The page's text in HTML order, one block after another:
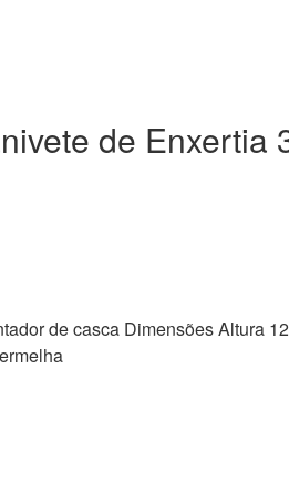
de Enxertia
de casca Dimensões Altura